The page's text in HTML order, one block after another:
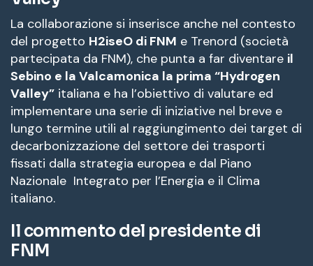
La collaborazione si inserisce anche nel contesto
del progetto H2iseO di FNM e Trenord (società
partecipata da FNM), che punta a far diventare il
Sebino e la Valcamonica la prima “Hydrogen
Valley” italiana e ha l’obiettivo di valutare ed
implementare una serie di iniziative nel breve e
lungo termine utili al raggiungimento dei target di
decarbonizzazione del settore dei trasporti
fissati dalla strategia europea e dal Piano
Nazionale Integrato per l’Energia e il Clima
italiano.
Il commento del presidente di
FNM